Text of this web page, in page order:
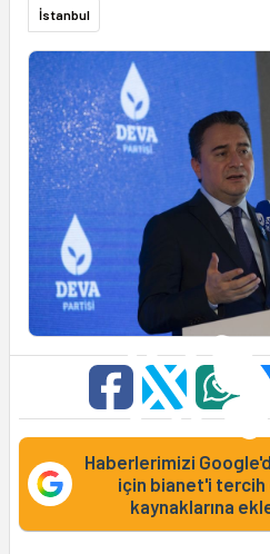
İstanbul
Haberlerimizi
için bianet'i
kaynaklarına